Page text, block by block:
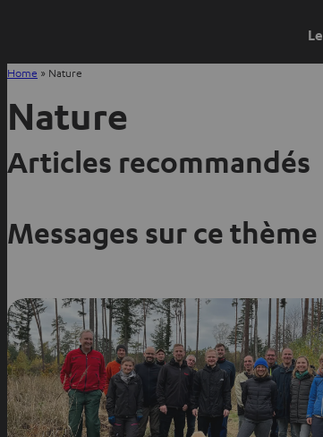
Home » Nature
Nature
Articles recommandés
Messages sur ce thème